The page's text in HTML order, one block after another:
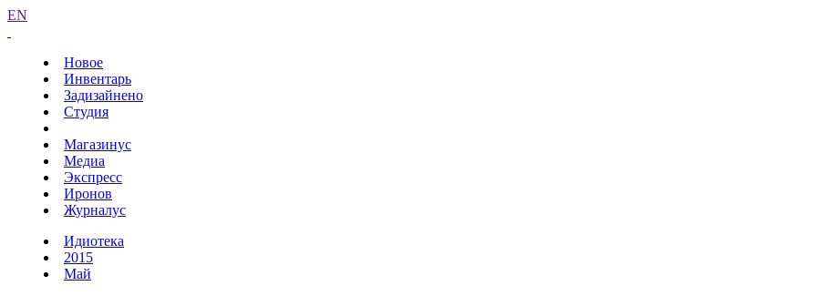
EN
Новое
Инвентарь
Задизайнено
Студия
Магазинус
Медиа
Экспресс
Иронов
Журналус
Идиотека
2015
Май